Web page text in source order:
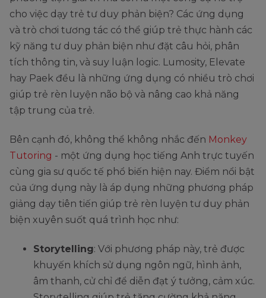
cho việc dạy trẻ tư duy phản biện? Các ứng dụng
và trò chơi tương tác có thể giúp trẻ thực hành các
kỹ năng tư duy phản biện như đặt câu hỏi, phân
tích thông tin, và suy luận logic. Lumosity, Elevate
hay Paek đều là những ứng dụng có nhiều trò chơi
giúp trẻ rèn luyện não bộ và nâng cao khả năng
tập trung của trẻ.
Bên cạnh đó, không thể không nhắc đến Monkey
Tutoring - một ứng dụng học tiếng Anh trực tuyến
cùng gia sư quốc tế phổ biến hiện nay. Điểm nổi bật
của ứng dụng này là áp dụng những phương pháp
giảng dạy tiên tiến giúp trẻ rèn luyện tư duy phản
biện xuyên suốt quá trình học như:
Storytelling: Với phương pháp này, trẻ được
khuyến khích sử dụng ngôn ngữ, hình ảnh,
âm thanh, cử chỉ để diễn đạt ý tưởng, cảm xúc.